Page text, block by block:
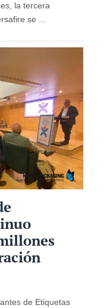
la tercera
se ...
de Etiquetas